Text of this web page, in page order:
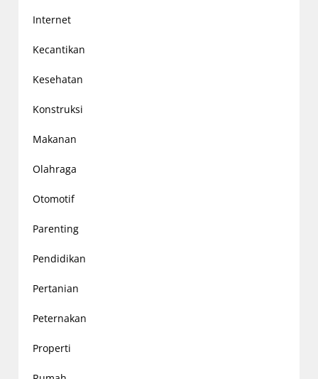
Internet
Kecantikan
Kesehatan
Konstruksi
Makanan
Olahraga
Otomotif
Parenting
Pendidikan
Pertanian
Peternakan
Properti